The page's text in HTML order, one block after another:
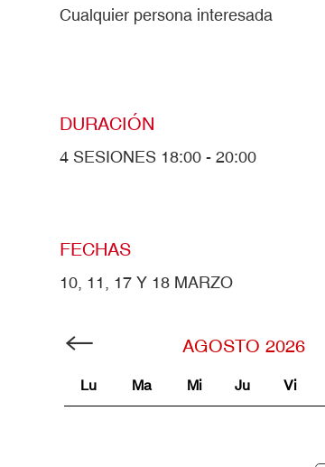
Cualquier persona interesada
DURACIÓN
4 SESIONES 18:00 - 20:00
FECHAS
10, 11, 17 Y 18 MARZO
AGOSTO 2026
Lu Ma Mi Ju Vi